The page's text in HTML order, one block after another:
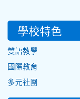
學校特色
雙語教學
國際教育
多元社團